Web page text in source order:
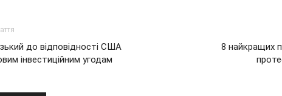
до відповідності США
інвестиційним угодам
8 найкращих